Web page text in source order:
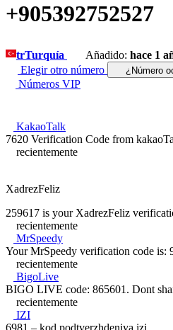
+905392752527
trTurquía Añadido: hace 1
Elegir otro número
¿Número
Números VIP
KakaoTalk
7620 Verification Code from
recientemente
XadrezFeliz
259617 is your XadrezFeliz
recientemente
MrSpeedy
Your MrSpeedy verification code is:
recientemente
BigoLive
BIGO LIVE code: 865601. Dont
recientemente
IZI
6981 – kod podtverzhdeniya izi